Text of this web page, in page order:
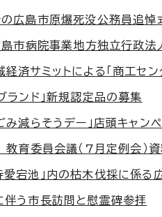
広島市原爆死没公務員追悼
市病院事業地方独立行政法
済サミットによる「商工セ
ランド」新規認定品の募集
減らそうデー」店頭キャン
委員会議（7月定例会）資
愛宕池」内の枯木伐採に係る
伴う市長訪問と慰霊碑参拝